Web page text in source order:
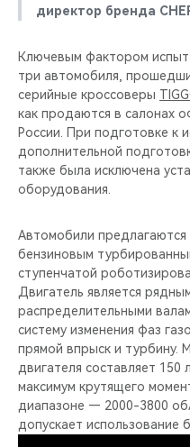
директор бренда
Ключевым фактором
три автомобиля,
серийные кроссоверы
как продаются в салонах
России. При подготовке к
дополнительной
также была исключена
оборудования.
Автомобили предлагаются
бензиновым
ступенчатой
Двигатель является
распределительными
систему изменения фаз
прямой впрыск и турбину.
двигателя составляет 150
максимум крутящего
диапазоне — 2000-3800
допускает использование